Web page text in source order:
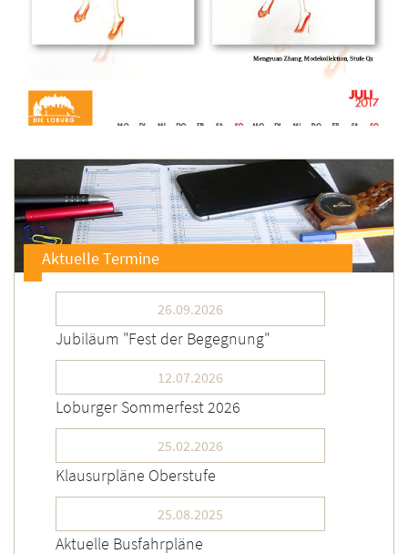
Aktuelle Termine
26.09.2026
Jubiläum "Fest der Begegnung"
12.07.2026
Loburger Sommerfest 2026
25.02.2026
Klausurpläne Oberstufe
25.08.2025
Aktuelle Busfahrpläne